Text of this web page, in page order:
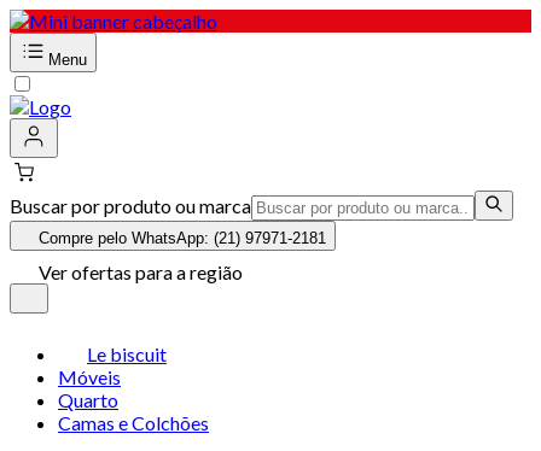
Menu
Buscar por produto ou marca
Compre pelo WhatsApp: (21) 97971-2181
Ver ofertas para a região
Le biscuit
Móveis
Quarto
Camas e Colchões